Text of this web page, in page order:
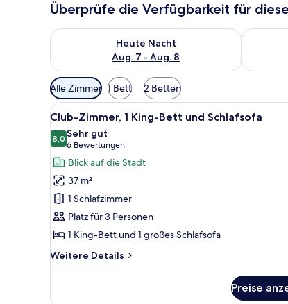
Überprüfe die Verfügbarkeit für
Heute Nacht
Aug. 7 - Aug. 8
Überprüfe die Verfügbarkeit für heute Nacht,
Verfügbare
Filter
für
Zimmer
Alle Zimmer 1 Bett 2 Betten
Alle
Fotos
für
Club-
Zimmer,
1 King-
Bett
und
Schlafsofa
anzeigen
Ein Hotelzimmer mit
14
Club-Zimmer, 1 King-Bett und Schlafsofa
8,08,0 von 10
Sehr gut
6 Bewertungen
(6
Bewertungen)
Blick auf die Stadt
37 m²
1 Schlafzimmer
Platz für 3 Personen
1 King-Bett und 1 großes Schlafsofa
Weitere Details
Weitere
Preise